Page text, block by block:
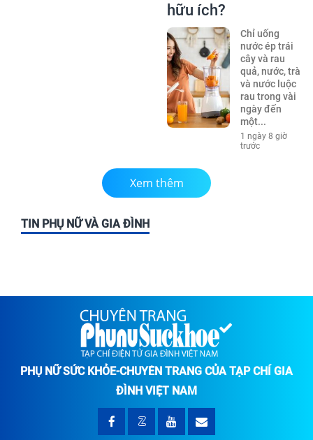
hữu ích?
Chỉ uống
nước ép trái
cây và rau
quả, nước, trà
và nước luộc
rau trong vài
ngày đến
một...
1 ngày 8 giờ
trước
Xem thêm
TIN PHỤ NỮ VÀ GIA ĐÌNH
PHỤ NỮ SỨC KHỎE-CHUYÊN TRANG CỦA TẠP CHÍ GIA
ĐÌNH VIỆT NAM